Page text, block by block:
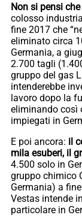
Non si pensi
colosso
fine 2017 che
eliminato circa
Germania, a
2.700 tagli
gruppo del gas
intenderebbe
lavoro dopo la
eliminando così
impiegati in
E poi ancora: il
mila esuberi, il
4.500 solo in
gruppo chimico
Germania) a
Vestas intende
particolare in